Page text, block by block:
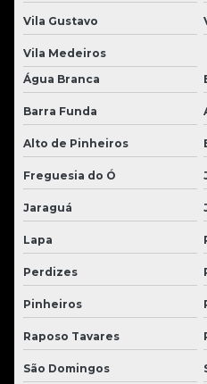
Vila Gustavo
Vila Medeiros
Água Branca
Barra Funda
Alto de Pinheiros
Freguesia do Ó
Jaraguá
Lapa
Perdizes
Pinheiros
Raposo Tavares
São Domingos